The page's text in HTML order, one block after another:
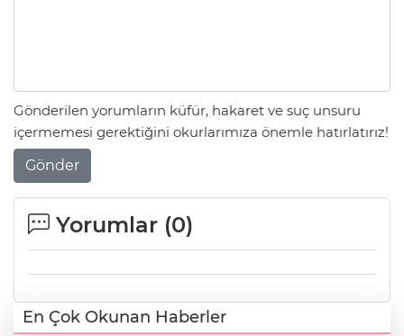
Gönderilen yorumların küfür, hakaret ve suç unsuru
içermemesi gerektiğini okurlarımıza önemle hatırlatırız!
Gönder
Yorumlar (0)
En Çok Okunan Haberler